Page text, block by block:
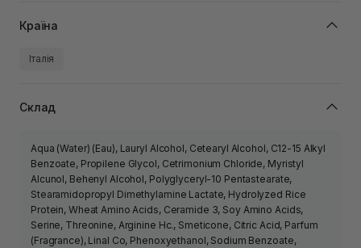
Країна
Італія
Склад
Aqua (Water) (Eau), Lauryl Alcohol, Cetearyl Alcohol, C12-15 Alkyl
Benzoate, Propilene Glycol, Cetrimonium Chloride, Myristyl
Alcunol, Behenyl Alcohol, Polyglyceryl-10 Pentastearate,
Stearamidopropyl Dimethylamine Lactate, Hydrolyzed Rice
Protein, Wheat Amino Acids, Ceramide 3, Soy Amino Acids,
Serine, Threonine, Arginine Hc., Smeticone, Citric Acid, Parfum
(Fragrance), Linal Co, Phenoxyethanol, Sodium Benzoate,